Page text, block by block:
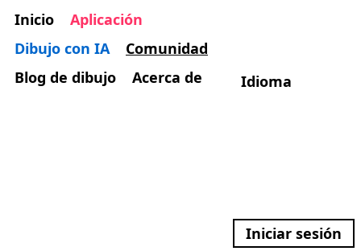
Inicio
Aplicación
Dibujo con IA
Comunidad
Blog de dibujo
Acerca de Idioma
Iniciar sesión